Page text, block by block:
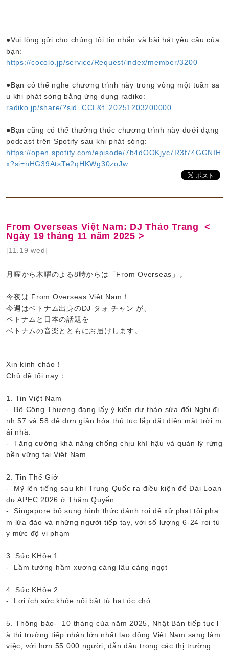
●Vui lòng gửi cho chúng tôi tin nhắn và bài hát yêu cầu của
bạn:
https://cocolo.jp/service/Request/index/member/3200
●Bạn có thể nghe chương trình này trong vòng một tuần sa
u khi phát sóng bằng ứng dụng radiko:
radiko.jp/share/?sid=CCL&t=20251203200000
●Bạn cũng có thể thưởng thức chương trình này dưới dạng
podcast trên Spotify sau khi phát sóng:
https://open.spotify.com/episode/7b4dOOKjyc7R3f74GGNIH
x?si=nHG39AtsTe2qHKWg30zoJw
From Overseas Việt Nam: DJ Thảo Trang <
Ngày 19 tháng 11 năm 2025 >
[11.19 wed]
月曜から木曜のよる8時からは「From Overseas」。
今夜は From Overseas Viêt Nam！
今週はベトナム出身のDJ タォ チャン が、
ベトナムと日本の話題を
ベトナムの音楽とともにお届けします。
Xin kính chào！
Chủ đề tối nay：
1. Tin Việt Nam
- Bộ Công Thương đang lấy ý kiến dự thảo sửa đổi Nghị đị
nh 57 và 58 để đơn giản hóa thủ tục lắp đặt điện mặt trời m
ái nhà.
- Tăng cường khả năng chống chịu khí hậu và quản lý rừng
bền vững tại Việt Nam
2. Tin Thế Giớ
- Mỹ lên tiếng sau khi Trung Quốc ra điều kiện để Đài Loan
dự APEC 2026 ở Thâm Quyến
- Singapore bổ sung hình thức đánh roi để xử phạt tội phạ
m lừa đảo và những người tiếp tay, với số lượng 6-24 roi tù
y mức độ vi phạm
3. Sức KHỏe 1
- Lầm tưởng hầm xương càng lâu càng ngọt
4. Sức KHỏe 2
- Lợi ích sức khỏe nổi bật từ hạt óc chó
5. Thông báo- 10 tháng của năm 2025, Nhật Bản tiếp tục l
à thị trường tiếp nhận lớn nhất lao động Việt Nam sang làm
việc, với hơn 55.000 người, dẫn đầu trong các thị trường.